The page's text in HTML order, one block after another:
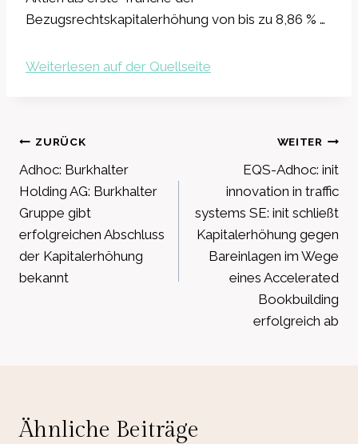
Bezugsrechtskapitalerhöhung von bis zu 8,86 % …
Weiterlesen auf der Quellseite
Beitragsnavigation
ZURÜCK
Adhoc: Burkhalter
Holding AG: Burkhalter
Gruppe gibt
erfolgreichen Abschluss
der Kapitalerhöhung
bekannt
WEITER
EQS-Adhoc: init
innovation in traffic
systems SE: init schließt
Kapitalerhöhung gegen
Bareinlagen im Wege
eines Accelerated
Bookbuilding
erfolgreich ab
Ähnliche Beiträge